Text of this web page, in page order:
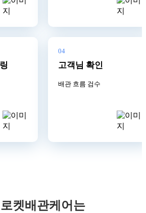
04
고객님 확인
배관 흐름 검수
로켓배관케어는